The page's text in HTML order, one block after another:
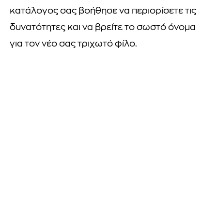
κατάλογος σας βοήθησε να περιορίσετε τις
δυνατότητες και να βρείτε το σωστό όνομα
για τον νέο σας τριχωτό φίλο.